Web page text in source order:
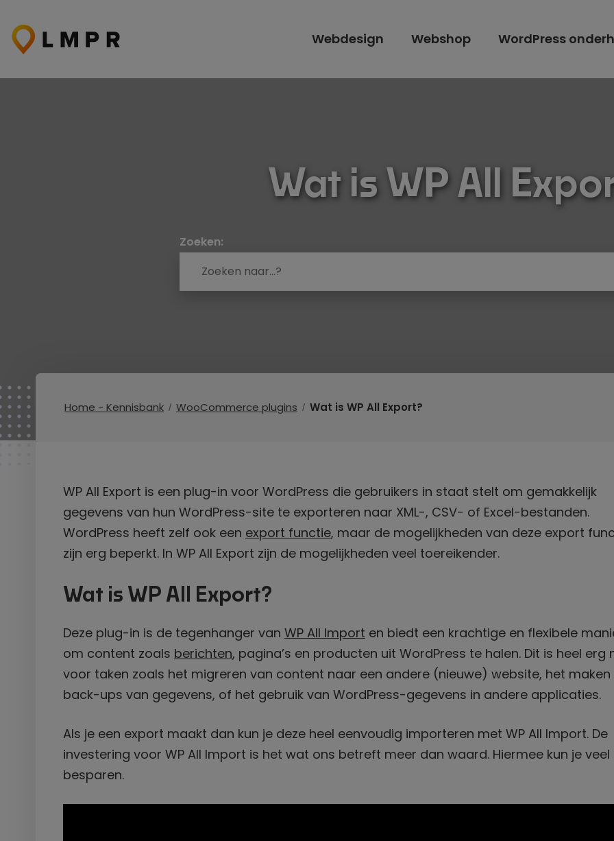
naar
de
Webdesign Webshop WordPress
Wat is WP All
Zoeken:
Home - Kennisbank WooCommerce plugins Wat is WP All Export?
WP All Export is een plug-in voor WordPress die gebruikers in staat stelt om gemakkelijk
gegevens van hun WordPress-site te exporteren naar XML-, CSV- of Excel-bestanden.
WordPress heeft zelf ook een export functie, maar de mogelijkheden van deze export
zijn erg beperkt. In WP All Export zijn de mogelijkheden veel toereikender.
Wat is WP All Export?
Deze plug-in is de tegenhanger van WP All Import en biedt een krachtige en flexibele
om content zoals berichten, pagina’s en producten uit WordPress te halen. Dit is heel erg
voor taken zoals het migreren van content naar een andere (nieuwe) website, het maken
back-ups van gegevens, of het gebruik van WordPress-gegevens in andere applicaties.
Als je een export maakt dan kun je deze heel eenvoudig importeren met WP All Import. De
investering voor WP All Import is het wat ons betreft meer dan waard. Hiermee kun je veel
besparen.